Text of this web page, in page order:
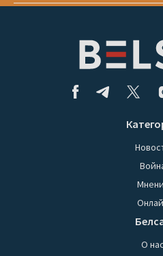
О нас